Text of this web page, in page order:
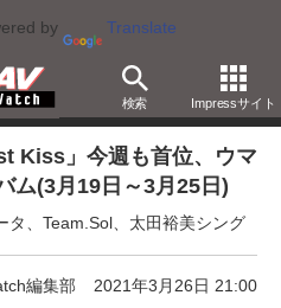
by Translate
検索 Impressサイト
ベスト10
Kiss」今週も首位、ウマ
ム(3月19日～3月25日)
、Team.Sol、太田裕美シング
編集部 2021年3月26日 21:00